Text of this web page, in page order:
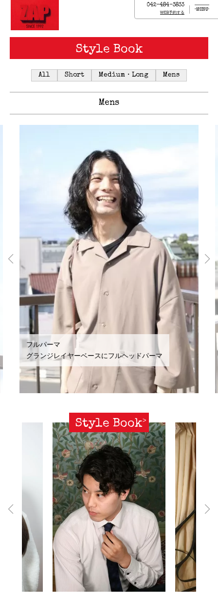
042-484-3833
WEB予約する
MENU
Style Book
All Short Medium・Long Mens
Mens
フルパーマ
グランジレイヤーベースにフルヘッドパーマ
Style Book